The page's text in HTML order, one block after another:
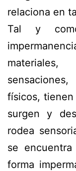
relaciona en
Tal y
físicos,
surgen y
rodea
se
forma